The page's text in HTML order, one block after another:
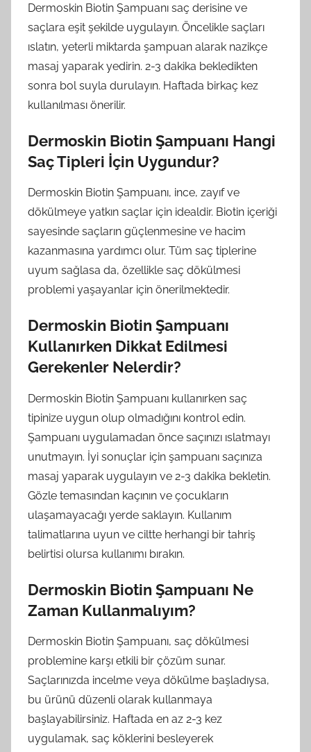
Dermoskin Biotin Şampuanı saç derisine ve
saçlara eşit şekilde uygulayın. Öncelikle saçları
ıslatın, yeterli miktarda şampuan alarak nazikçe
masaj yaparak yedirin. 2-3 dakika bekledikten
sonra bol suyla durulayın. Haftada birkaç kez
kullanılması önerilir.
Dermoskin Biotin Şampuanı Hangi
Saç Tipleri İçin Uygundur?
Dermoskin Biotin Şampuanı, ince, zayıf ve
dökülmeye yatkın saçlar için idealdir. Biotin içeriği
sayesinde saçların güçlenmesine ve hacim
kazanmasına yardımcı olur. Tüm saç tiplerine
uyum sağlasa da, özellikle saç dökülmesi
problemi yaşayanlar için önerilmektedir.
Dermoskin Biotin Şampuanı
Kullanırken Dikkat Edilmesi
Gerekenler Nelerdir?
Dermoskin Biotin Şampuanı kullanırken saç
tipinize uygun olup olmadığını kontrol edin.
Şampuanı uygulamadan önce saçınızı ıslatmayı
unutmayın. İyi sonuçlar için şampuanı saçınıza
masaj yaparak uygulayın ve 2-3 dakika bekletin.
Gözle temasından kaçının ve çocukların
ulaşamayacağı yerde saklayın. Kullanım
talimatlarına uyun ve ciltte herhangi bir tahriş
belirtisi olursa kullanımı bırakın.
Dermoskin Biotin Şampuanı Ne
Zaman Kullanmalıyım?
Dermoskin Biotin Şampuanı, saç dökülmesi
problemine karşı etkili bir çözüm sunar.
Saçlarınızda incelme veya dökülme başladıysa,
bu ürünü düzenli olarak kullanmaya
başlayabilirsiniz. Haftada en az 2-3 kez
uygulamak, saç köklerini besleyerek